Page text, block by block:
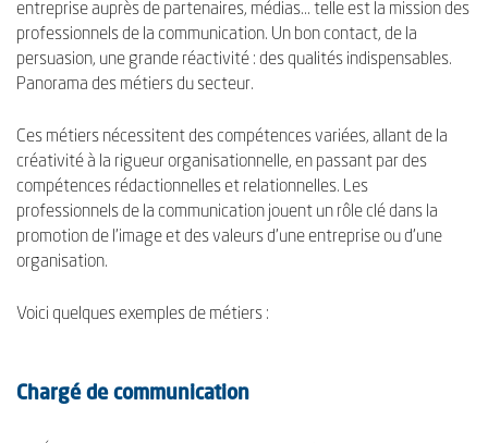
entreprise auprès de partenaires, médias... telle est la mission des
professionnels de la communication. Un bon contact, de la
persuasion, une grande réactivité : des qualités indispensables.
Panorama des métiers du secteur.
Ces métiers nécessitent des compétences variées, allant de la
créativité à la rigueur organisationnelle, en passant par des
compétences rédactionnelles et relationnelles. Les
professionnels de la communication jouent un rôle clé dans la
promotion de l'image et des valeurs d'une entreprise ou d'une
organisation.
Voici quelques exemples de métiers :
Chargé de communication